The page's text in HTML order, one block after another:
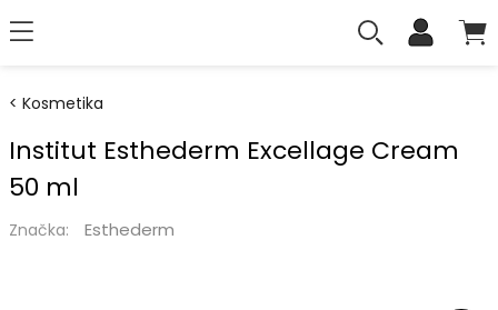
Kosmetika
Institut Esthederm Excellage Cream
50 ml
Značka: Esthederm